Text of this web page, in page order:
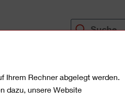
Ihrem Rechner abgelegt werden.
dazu, unsere Website